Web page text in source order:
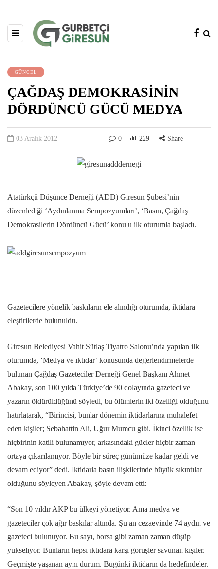
GÜNCEL
ÇAĞDAŞ DEMOKRASİNİN
DÖRDÜNCÜ GÜCÜ MEDYA
03 Aralık 2012 0 229 Share
Atatürkçü Düşünce Derneği (ADD) Giresun Şubesi’nin
düzenlediği ‘Aydınlanma Sempozyumları’, ‘Basın, Çağdaş
Demokrasilerin Dördüncü Gücü’ konulu ilk oturumla başladı.
Gazetecilere yönelik baskıların ele alındığı oturumda, iktidara
eleştirilerde bulunuldu.
Giresun Belediyesi Vahit Sütlaş Tiyatro Salonu’nda yapılan ilk
oturumda, ‘Medya ve iktidar’ konusunda değerlendirmelerde
bulunan Çağdaş Gazeteciler Derneği Genel Başkanı Ahmet
Abakay, son 100 yılda Türkiye’de 90 dolayında gazeteci ve
yazarın öldürüldüğünü söyledi, bu ölümlerin iki özelliği olduğunu
hatırlatarak, “Birincisi, bunlar dönemin iktidarlarına muhalefet
eden kişiler; Sebahattin Ali, Uğur Mumcu gibi. İkinci özellik ise
hiçbirinin katili bulunamıyor, arkasındaki güçler hiçbir zaman
ortaya çıkarılamıyor. Böyle bir süreç günümüze kadar geldi ve
devam ediyor” dedi. İktidarla basın ilişkilerinde büyük sıkıntılar
olduğunu söyleyen Abakay, şöyle devam etti:
“Son 10 yıldır AKP bu ülkeyi yönetiyor. Ama medya ve
gazeteciler çok ağır baskılar altında. Şu an cezaevinde 74 aydın ve
gazeteci bulunuyor. Bu sayı, borsa gibi zaman zaman düşüp
yükseliyor. Bunların hepsi iktidara karşı görüşler savunan kişiler.
Geçmişte yaşanan aynı durum. Bugünki iktidarın da hedefindeler.